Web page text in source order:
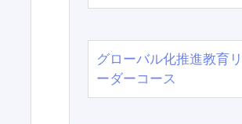
グローバル化推進教育リ
ーダーコース